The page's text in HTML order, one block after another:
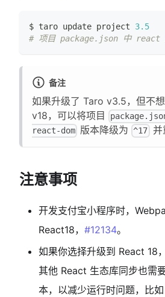
$ taro update project 3.5
# 项目 package.json 中 react
备注
如果升级了 Taro v3.5，但不
v18，可以将项目
react-dom 版本降级为 ^17 并
注意事项
开发支付宝小程序时，
React18， #12134。
如果你选择升级到 React 18
其他 React 生态库同步也需
本，以减少运行时问题，比如